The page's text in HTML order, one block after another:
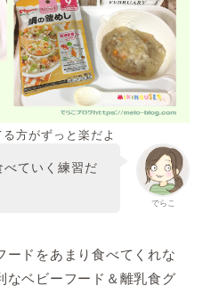
方がずっと楽だよ
でらこ
ていく練習だ
ードをあまり食べてくれな
なベビーフード＆離乳食グ